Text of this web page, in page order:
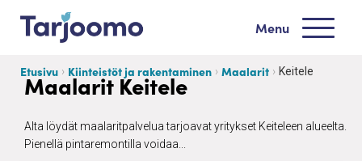
Siirry sisältöön
Menu
Etusivu Kiinteistöt ja rakentaminen Maalarit Keitele
Maalarit Keitele
Alta löydät maalaritpalvelua tarjoavat yritykset Keiteleen alueelta.
Pienellä pintaremontilla voidaa...